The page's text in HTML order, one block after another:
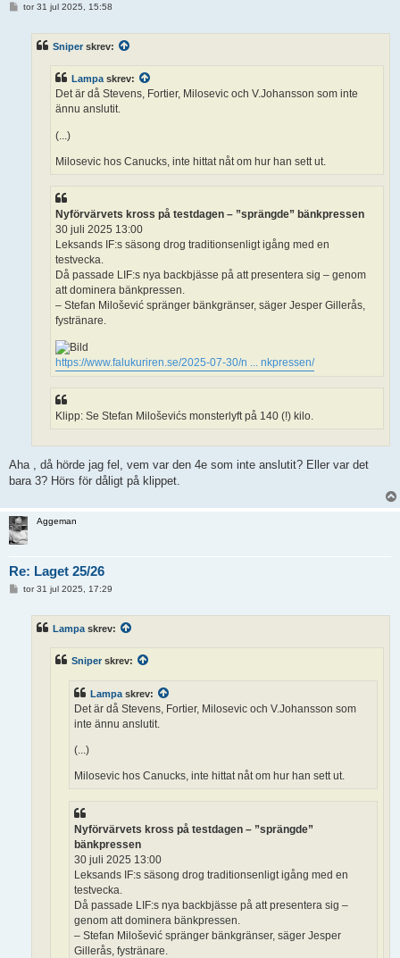
tor 31 jul 2025, 15:58
Sniper skrev:
Lampaskrev:
Det är då Stevens, Fortier, Milosevic och V.Johansson som inte
ännu anslutit.
(...)
Milosevic hos Canucks, inte hittat nåt om hur han sett ut.
Nyförvärvets kross på testdagen – ”sprängde” bänkpressen
30 juli 2025 13:00
Leksands IF:s säsong drog traditionsenligt igång med en
testvecka.
Då passade LIF:s nya backbjässe på att presentera sig – genom
att dominera bänkpressen.
– Stefan Milošević spränger bänkgränser, säger Jesper Gillerås,
fystränare.
https://www.falukuriren.se/2025-07-30/n ... nkpressen/
Klipp: Se Stefan Miloševićs monsterlyft på 140 (!) kilo.
Aha , då hörde jag fel, vem var den 4e som inte anslutit? Eller var det
bara 3? Hörs för dåligt på klippet.
Aggeman
Re: Laget 25/26
tor 31 jul 2025, 17:29
Lampa skrev:
Sniperskrev:
Lampa skrev:
Det är då Stevens, Fortier, Milosevic och V.Johansson som
inte ännu anslutit.
(...)
Milosevic hos Canucks, inte hittat nåt om hur han sett ut.
Nyförvärvets kross på testdagen – ”sprängde”
bänkpressen
30 juli 2025 13:00
Leksands IF:s säsong drog traditionsenligt igång med en
testvecka.
Då passade LIF:s nya backbjässe på att presentera sig –
genom att dominera bänkpressen.
– Stefan Milošević spränger bänkgränser, säger Jesper
Gillerås, fystränare.